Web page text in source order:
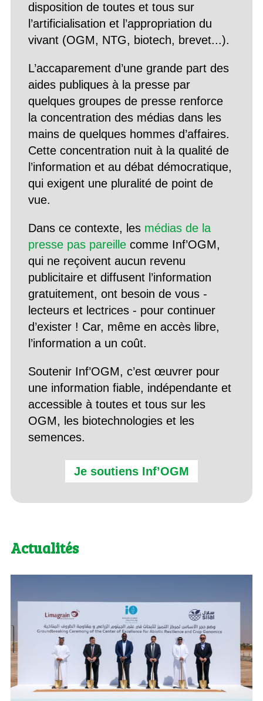
disposition de toutes et tous sur
l’artificialisation et l’appropriation du
vivant (OGM, NTG, biotech, brevet...).
L’accaparement d’une grande part des
aides publiques à la presse par
quelques groupes de presse renforce
la concentration des médias dans les
mains de quelques hommes d’affaires.
Cette concentration nuit à la qualité de
l’information et au débat démocratique,
qui exigent une pluralité de point de
vue.
Dans ce contexte, les médias de la
presse pas pareillecomme Inf’OGM,
qui ne reçoivent aucun revenu
publicitaire et diffusent l’information
gratuitement, ont besoin de vous -
lecteurs et lectrices - pour continuer
d’exister ! Car, même en accès libre,
l’information a un coût.
Soutenir Inf’OGM, c’est œuvrer pour
une information fiable, indépendante et
accessible à toutes et tous sur les
OGM, les biotechnologies et les
semences.
Je soutiens Inf’OGM
Actualités